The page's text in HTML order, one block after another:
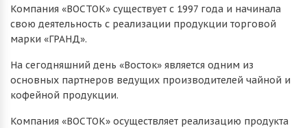
Компания «ВОСТОК» существует с 1997 года и начинала
свою деятельность с реализации продукции торговой
марки «ГРАНД».
На сегодняшний день «Восток» является одним из
основных партнеров ведущих производителей чайной и
кофейной продукции.
Компания «ВОСТОК» осуществляет реализацию продукта